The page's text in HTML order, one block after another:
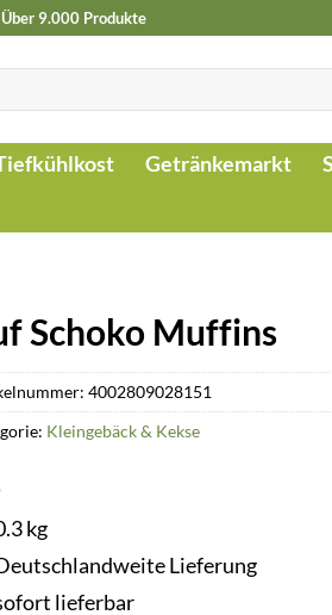
Über 9.000 Produkte
Getränkemarkt
Schoko Muffins
kg
Lieferung
lieferbar
4002809028151
Kleingebäck & Kekse